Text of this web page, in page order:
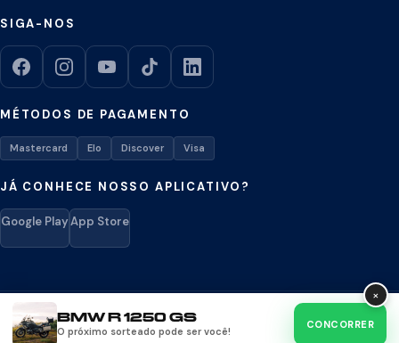
×
BMW R 1250 GS
O próximo sorteado pode ser você!
CONCORRER
SIGA-NOS
MÉTODOS DE PAGAMENTO
Mastercard Elo Discover Visa
JÁ CONHECE NOSSO APLICATIVO?
Google PlayApp Store
Retornar © 2026. Todos os direitos reservados.